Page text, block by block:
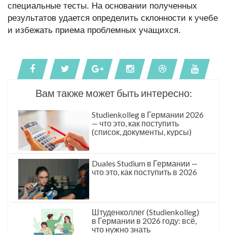
специальные тесты. На основании полученных
результатов удается определить склонности к учебе
и избежать приема проблемных учащихся.
Вам также может быть интересно:
Studienkolleg в Германии 2026
— что это, как поступить
(список, документы, курсы)
Duales Studium в Германии —
что это, как поступить в 2026
Штуденколлег (Studienkolleg)
в Германии в 2026 году: всё,
что нужно знать